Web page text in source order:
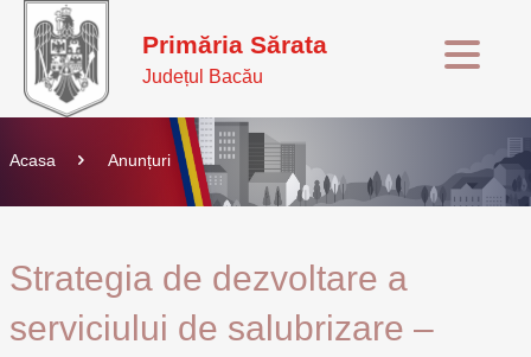
Primăria Sărata
Județul Bacău
Acasa Anunțuri
Strategia de dezvoltare a
serviciului de salubrizare –